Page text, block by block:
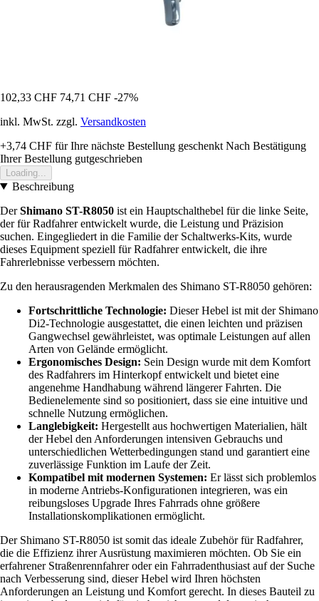
102,33 CHF 74,71 CHF -27%
inkl. MwSt. zzgl. Versandkosten
+3,74 CHF für Ihre nächste Bestellung geschenkt Nach Bestätigung
Ihrer Bestellung gutgeschrieben
Loading...
Beschreibung
DerShimano ST-R8050 ist ein Hauptschalthebel für die linke Seite,
der für Radfahrer entwickelt wurde, die Leistung und Präzision
suchen. Eingegliedert in die Familie der Schaltwerks-Kits, wurde
dieses Equipment speziell für Radfahrer entwickelt, die ihre
Fahrerlebnisse verbessern möchten.
Zu den herausragenden Merkmalen des Shimano ST-R8050 gehören:
Fortschrittliche Technologie: Dieser Hebel ist mit der Shimano
Di2-Technologie ausgestattet, die einen leichten und präzisen
Gangwechsel gewährleistet, was optimale Leistungen auf allen
Arten von Gelände ermöglicht.
Ergonomisches Design: Sein Design wurde mit dem Komfort
des Radfahrers im Hinterkopf entwickelt und bietet eine
angenehme Handhabung während längerer Fahrten. Die
Bedienelemente sind so positioniert, dass sie eine intuitive und
schnelle Nutzung ermöglichen.
Langlebigkeit: Hergestellt aus hochwertigen Materialien, hält
der Hebel den Anforderungen intensiven Gebrauchs und
unterschiedlichen Wetterbedingungen stand und garantiert eine
zuverlässige Funktion im Laufe der Zeit.
Kompatibel mit modernen Systemen: Er lässt sich problemlos
in moderne Antriebs-Konfigurationen integrieren, was ein
reibungsloses Upgrade Ihres Fahrrads ohne größere
Installationskomplikationen ermöglicht.
Der Shimano ST-R8050 ist somit das ideale Zubehör für Radfahrer,
die die Effizienz ihrer Ausrüstung maximieren möchten. Ob Sie ein
erfahrener Straßenrennfahrer oder ein Fahrradenthusiast auf der Suche
nach Verbesserung sind, dieser Hebel wird Ihren höchsten
Anforderungen an Leistung und Komfort gerecht. In dieses Bauteil zu